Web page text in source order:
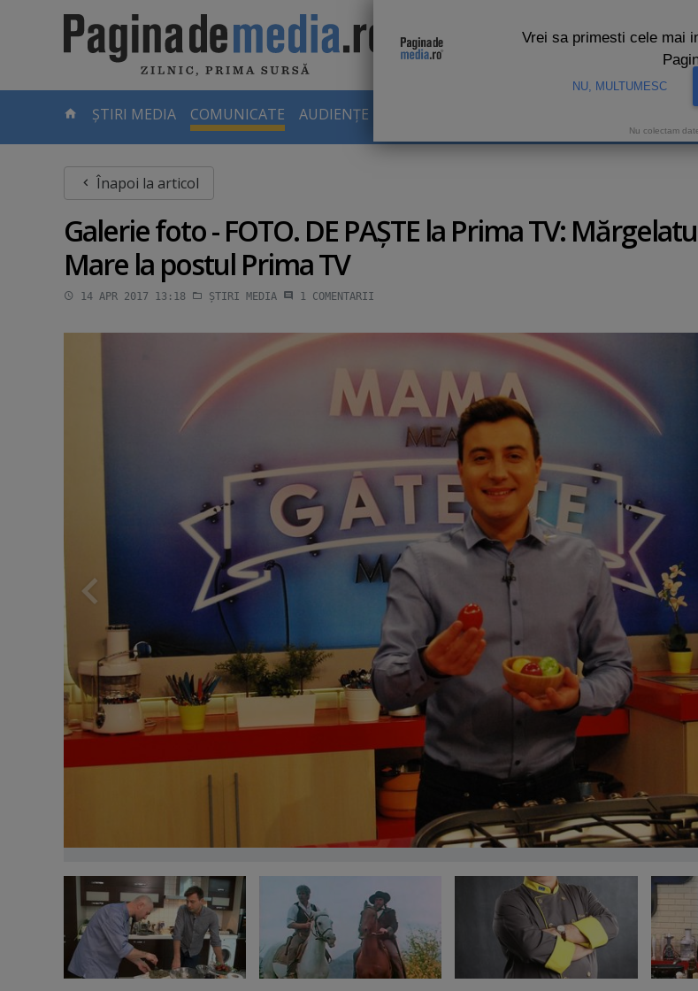
ȘTIRI MEDIA COMUNICATE AUDIENȚE TV
Înapoi la articol
Galerie foto - FOTO. DE PAŞTE la Prima TV:
Mare la postul Prima TV
14 APR 2017 13:18 ȘTIRI MEDIA 1 COMENTARII
Vrei sa primesti cele mai
NU, MULTUMESC
Nu colectam